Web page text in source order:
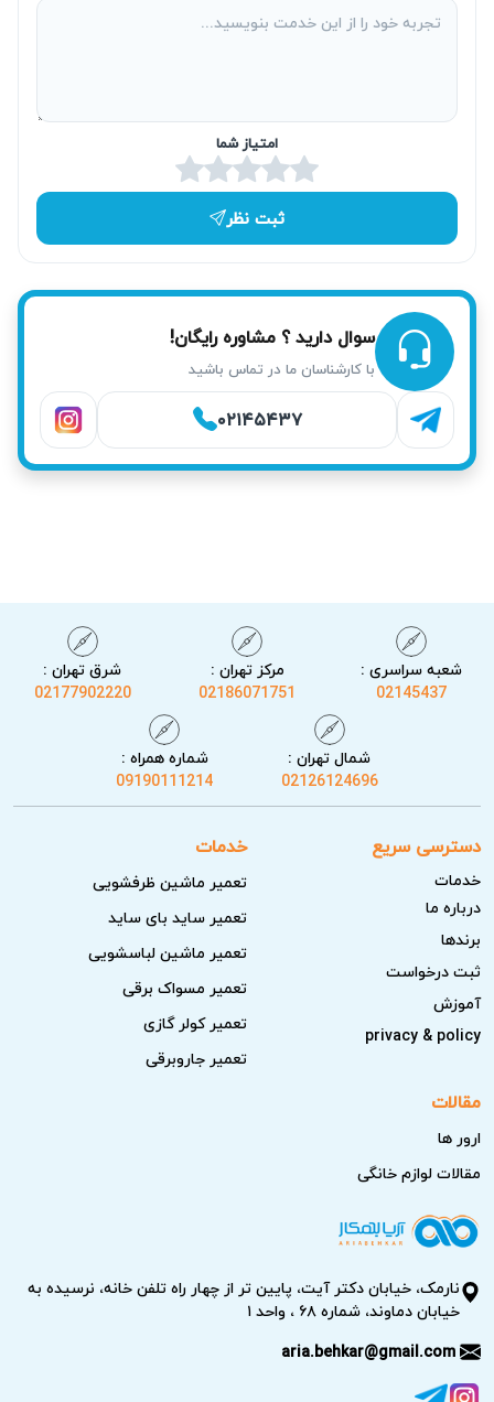
امتیاز شما
ثبت نظر
سوال دارید ؟ مشاوره رایگان!
با کارشناسان ما در تماس باشید
۰۲۱۴۵۴۳۷
شعبه سراسری :
02145437
مرکز تهران :
02186071751
شرق تهران :
02177902220
شمال تهران :
02126124696
شماره همراه :
09190111214
دسترسی سریع
خدمات
درباره ما
برندها
ثبت درخواست
آموزش
privacy & policy
خدمات
تعمیر ماشین ظرفشویی
تعمیر ساید بای ساید
تعمیر ماشین لباسشویی
تعمیر مسواک برقی
تعمیر کولر گازی
تعمیر جاروبرقی
مقالات
ارور ها
مقالات لوازم خانگی
نارمک، خیابان دکتر آیت، پایین تر از چهار راه تلفن خانه، نرسیده به
خیابان دماوند، شماره ۶۸ ، واحد ۱
aria.behkar@gmail.com